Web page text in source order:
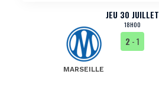
JEU 30 JUILLET
18H00
MARSEILLE
2 - 1